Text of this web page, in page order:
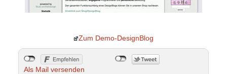
Zum Demo-DesignBlog
Als Mail versenden